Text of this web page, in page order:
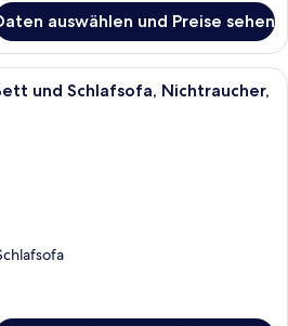
auswählen und Preise sehen
Ein Hotelzimmer mit einem großen
und Schlafsofa, Nichtraucher,